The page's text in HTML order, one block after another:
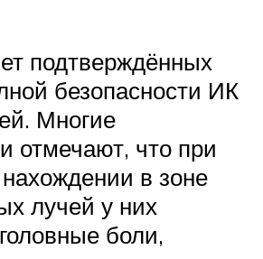
подтверждённых
безопасности ИК
Многие
отмечают, что при
в зоне
лучей у них
боли,